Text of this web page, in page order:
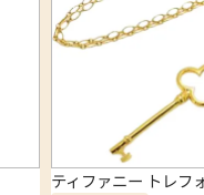
ティファニー トレフ